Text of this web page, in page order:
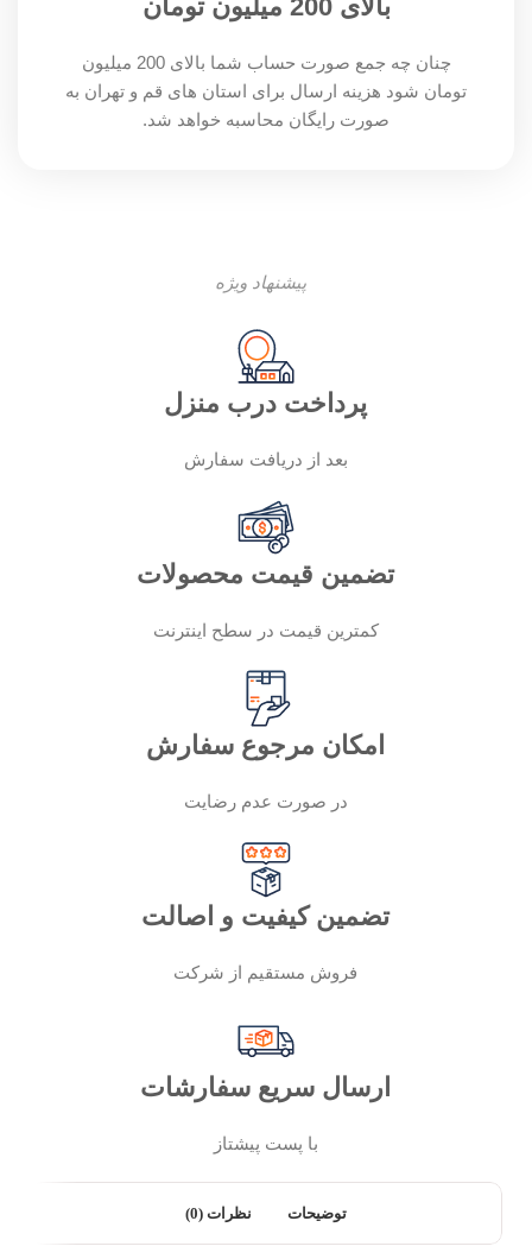
بالای 200 میلیون تومان
چنان چه جمع صورت حساب شما بالای 200 میلیون
تومان شود هزینه ارسال برای استان های قم و تهران به
صورت رایگان محاسبه خواهد شد.
پیشنهاد ویژه
پرداخت درب منزل
بعد از دریافت سفارش
تضمین قیمت محصولات
کمترین قیمت در سطح اینترنت
امکان مرجوع سفارش
در صورت عدم رضایت
تضمین کیفیت و اصالت
فروش مستقیم از شرکت
ارسال سریع سفارشات
با پست پیشتاز
توضیحات نظرات (0)